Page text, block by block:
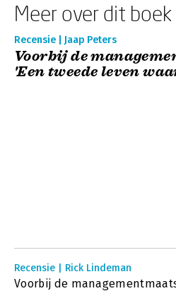
Meer over dit boek
Recensie | Jaap Peters
Voorbij de
'Een tweede leven
Recensie | Rick Lindeman
Voorbij de